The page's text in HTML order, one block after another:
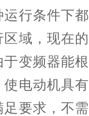
行条件下
域，现在
于变频器能
电动机具
要求，不